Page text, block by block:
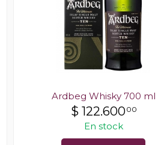
Ardbeg Whisky 700 ml
$ 122.60000
En stock